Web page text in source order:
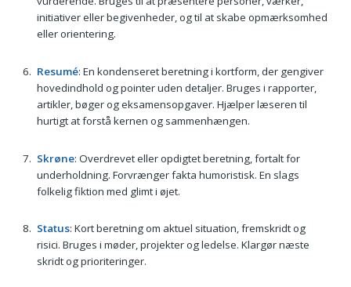
initiativer eller begivenheder, og til at skabe opmærksomhed
eller orientering.
Resumé: En kondenseret beretning i kortform, der gengiver
hovedindhold og pointer uden detaljer. Bruges i rapporter,
artikler, bøger og eksamensopgaver. Hjælper læseren til
hurtigt at forstå kernen og sammenhængen.
Skrøne: Overdrevet eller opdigtet beretning, fortalt for
underholdning. Forvrænger fakta humoristisk. En slags
folkelig fiktion med glimt i øjet.
Status: Kort beretning om aktuel situation, fremskridt og
risici. Bruges i møder, projekter og ledelse. Klargør næste
skridt og prioriteringer.